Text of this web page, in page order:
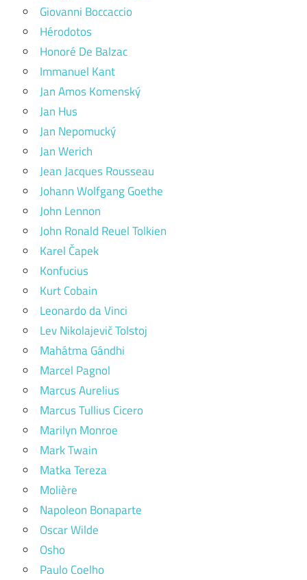
Giovanni Boccaccio
Hérodotos
Honoré De Balzac
Immanuel Kant
Jan Amos Komenský
Jan Hus
Jan Nepomucký
Jan Werich
Jean Jacques Rousseau
Johann Wolfgang Goethe
John Lennon
John Ronald Reuel Tolkien
Karel Čapek
Konfucius
Kurt Cobain
Leonardo da Vinci
Lev Nikolajevič Tolstoj
Mahátma Gándhi
Marcel Pagnol
Marcus Aurelius
Marcus Tullius Cicero
Marilyn Monroe
Mark Twain
Matka Tereza
Molière
Napoleon Bonaparte
Oscar Wilde
Osho
Paulo Coelho